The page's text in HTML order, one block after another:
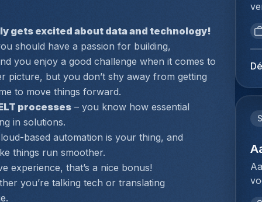
gets excited about data and technology!
should have a passion for building,
you enjoy a good challenge when it comes to
picture, but you don’t shy away from getting
to move things forward.
processes – you know how essential
in solutions.
based automation is your thing, and
things run smoother.
experience, that’s a nice bonus!
you’re talking tech or translating